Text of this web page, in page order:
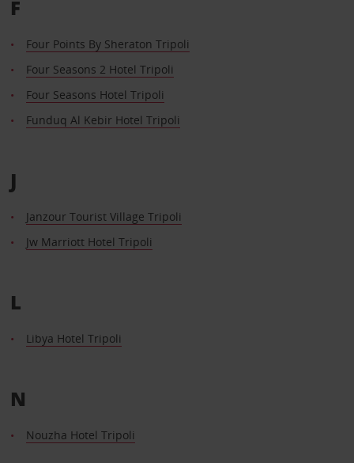
F
Four Points By Sheraton Tripoli
Four Seasons 2 Hotel Tripoli
Four Seasons Hotel Tripoli
Funduq Al Kebir Hotel Tripoli
J
Janzour Tourist Village Tripoli
Jw Marriott Hotel Tripoli
L
Libya Hotel Tripoli
N
Nouzha Hotel Tripoli